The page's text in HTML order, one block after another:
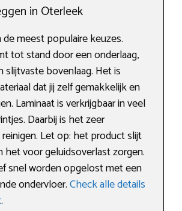
in Oterleek
de meest populaire keuzes.
tot stand door een onderlaag,
slijtvaste bovenlaag. Het is
dat jij zelf gemakkelijk en
Laminaat is verkrijgbaar in veel
Daarbij is het zeer
Let op: het product slijt
het voor geluidsoverlast zorgen.
snel worden opgelost met een
ondervloer.Check alle details
.